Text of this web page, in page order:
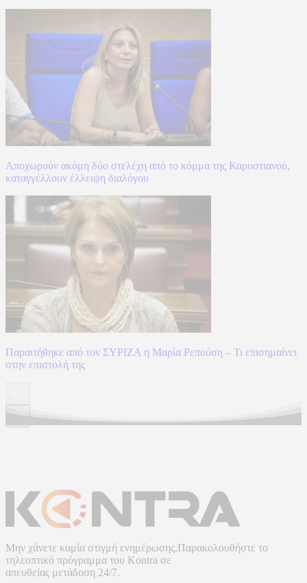
Αποχωρούν ακόμη δύο στελέχη από το κόμμα της Καρυστιανού,
καταγγέλλουν έλλειψη διαλόγου
Παραιτήθηκε από τον ΣΥΡΙΖΑ η Μαρία Ρεπούση – Τι επισημαίνει
στην επιστολή της
Μην χάνετε καμία στιγμή ενημέρωσης.Παρακολουθήστε το
τηλεοπτικό πρόγραμμα του Kontra σε
απευθείας μετάδοση 24/7.